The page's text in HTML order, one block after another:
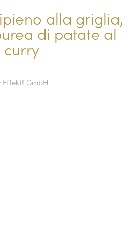
alla griglia,
di patate al
curry
GmbH